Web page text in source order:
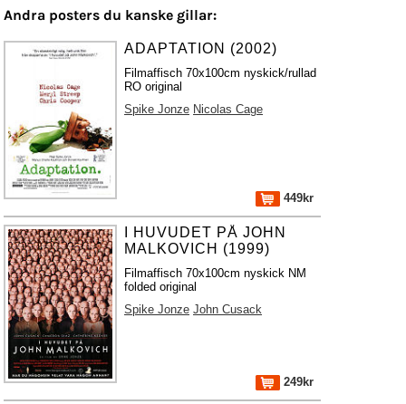
Andra posters du kanske gillar:
ADAPTATION (2002)
Filmaffisch 70x100cm nyskick/rullad
RO original
Spike Jonze Nicolas Cage
449kr
I HUVUDET PÅ JOHN
MALKOVICH (1999)
Filmaffisch 70x100cm nyskick NM
folded original
Spike Jonze John Cusack
249kr